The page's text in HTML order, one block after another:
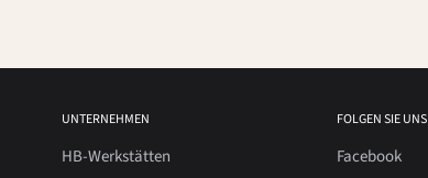
UNTERNEHMEN
HB-Werkstätten
FOLGEN SIE UNS
Facebook